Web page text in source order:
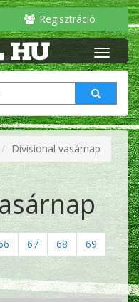
Regisztráció
Divisional vasárnap
67 68
69